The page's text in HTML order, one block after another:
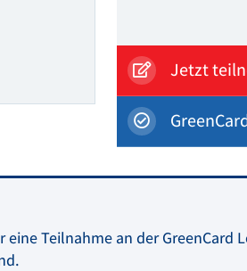
Jetzt
eine Teilnahme an der GreenCard